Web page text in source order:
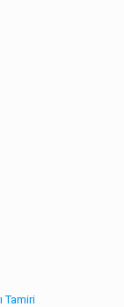
Tamiri